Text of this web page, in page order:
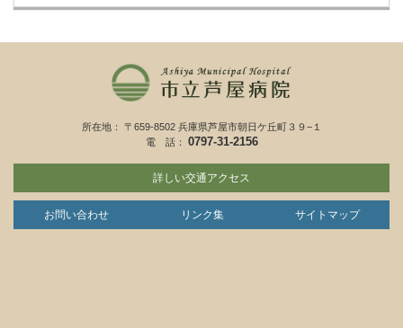
所在地： 〒659-8502 兵庫県芦屋市朝日ケ丘町３９−１
電 話： 0797-31-2156
詳しい交通アクセス
お問い合わせ リンク集 サイトマップ